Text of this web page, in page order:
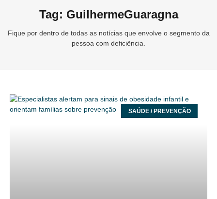
Tag: GuilhermeGuaragna
Fique por dentro de todas as notícias que envolve o segmento da
pessoa com deficiência.
SAÚDE / PREVENÇÃO